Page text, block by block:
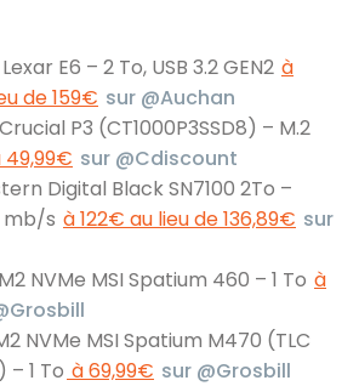
E6 – 2 To, USB 3.2 GEN2 à
de 159€ sur @Auchan
P3 (CT1000P3SSD8) – M.2
49,99€ sur @Cdiscount
Digital Black SN7100 2To –
mb/s à 122€ au lieu de 136,89€ sur
NVMe MSI Spatium 460 – 1 To à
NVMe MSI Spatium M470 (TLC
– 1 To à 69,99€ sur @Grosbill